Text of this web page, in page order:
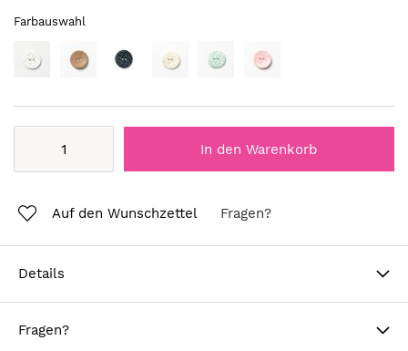
Farbauswahl
In den Warenkorb
Auf den Wunschzettel Fragen?
Details
Fragen?